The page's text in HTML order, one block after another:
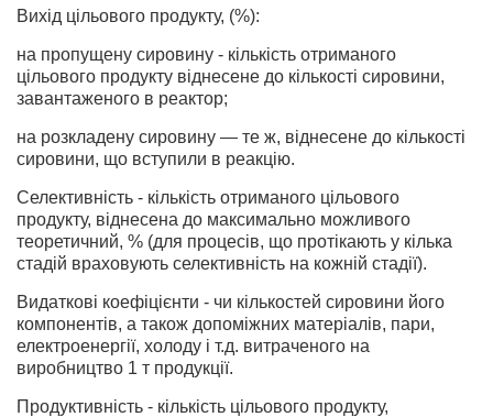
Вихід цільового продукту, (%):
на пропущену сировину - кількість отриманого
цільового продукту віднесене до кількості сировини,
завантаженого в реактор;
на розкладену сировину — те ж, віднесене до кількості
сировини, що вступили в реакцію.
Селективність - кількість отриманого цільового
продукту, віднесена до максимально можливого
теоретичний, % (для процесів, що протікають у кілька
стадій враховують селективність на кожній стадії).
Видаткові коефіцієнти - чи кількостей сировини його
компонентів, а також допоміжних матеріалів, пари,
електроенергії, холоду і т.д. витраченого на
виробництво 1 т продукції.
Продуктивність - кількість цільового продукту,